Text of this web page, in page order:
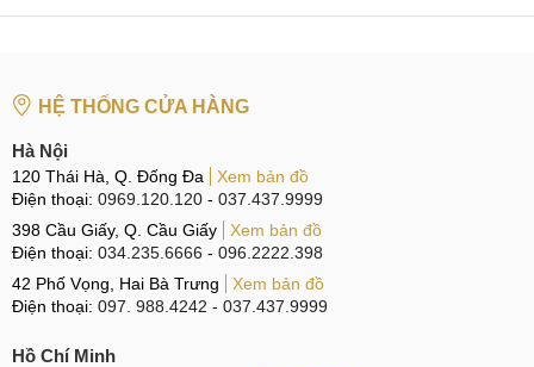
bạn có thể tham khảo chi tiết bảng giá theo link.
Hệ thống sửa chữa điện thoại di động
Tại Hà Nội
CN 1:120 Thái Hà, Q. Đống Đa
Hotline:037.437.9999
HỆ THỐNG CỬA HÀNG
Hà Nội
120 Thái Hà, Q. Đống Đa
Xem bản đồ
Điện thoại: 0969.120.120 - 037.437.9999
398 Cầu Giấy, Q. Cầu Giấy
Xem bản đồ
Điện thoại: 034.235.6666 - 096.2222.398
42 Phố Vọng, Hai Bà Trưng
Xem bản đồ
Điện thoại: 097. 988.4242 - 037.437.9999
Hồ Chí Minh